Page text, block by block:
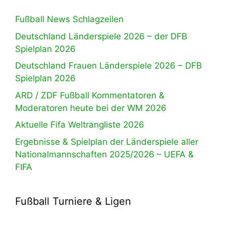
Fußball News Schlagzeilen
Deutschland Länderspiele 2026 – der DFB
Spielplan 2026
Deutschland Frauen Länderspiele 2026 – DFB
Spielplan 2026
ARD / ZDF Fußball Kommentatoren &
Moderatoren heute bei der WM 2026
Aktuelle Fifa Weltrangliste 2026
Ergebnisse & Spielplan der Länderspiele aller
Nationalmannschaften 2025/2026 – UEFA &
FIFA
Fußball Turniere & Ligen